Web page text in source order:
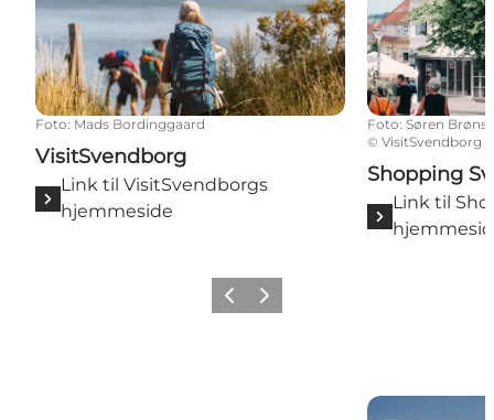
Foto: Mads Bordinggaard
VisitSvendborg
Link til VisitSvendborgs
hjemmeside
Foto: Søren
©VisitSvendborg
Shopping
Link til
Forrige billede
Næste billede
Kontakt